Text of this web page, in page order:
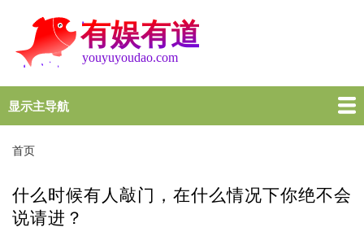
转
到
要
容
Main
navigation
显示主导航
首页
谜语大全
脑筋急转弯
歇后语
十万个为什么
一图一句
名言名句
十万个为什么
屑
首页
什么时候有人敲门，在什么情况下你绝不会
说请进？